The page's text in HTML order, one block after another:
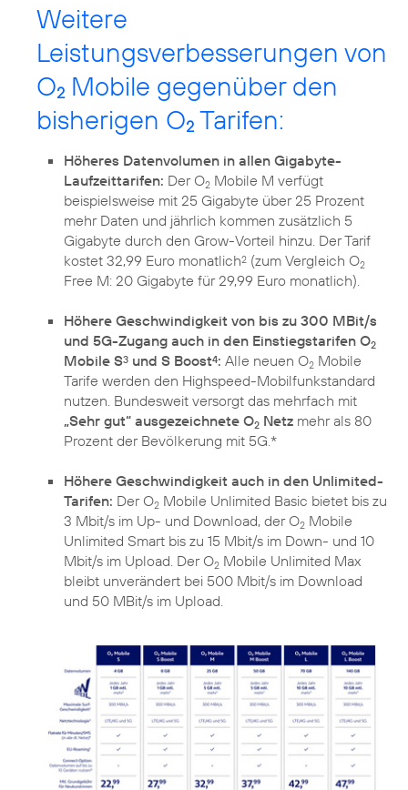
Weitere
Leistungsverbesserungen von
O2 Mobile gegenüber den
bisherigen O2 Tarifen:
Höheres Datenvolumen in allen Gigabyte-
Laufzeittarifen: Der O2 Mobile M verfügt
beispielsweise mit 25 Gigabyte über 25 Prozent
mehr Daten und jährlich kommen zusätzlich 5
Gigabyte durch den Grow-Vorteil hinzu. Der Tarif
kostet 32,99 Euro monatlich2 (zum Vergleich O2
Free M: 20 Gigabyte für 29,99 Euro monatlich).
Höhere Geschwindigkeit von bis zu 300 MBit/s
und 5G-Zugang auch in den Einstiegstarifen O2
Mobile S3 und S Boost4: Alle neuen O2 Mobile
Tarife werden den Highspeed-Mobilfunkstandard
nutzen. Bundesweit versorgt das mehrfach mit
„Sehr gut“ ausgezeichnete O2 Netz mehr als 80
Prozent der Bevölkerung mit 5G.*
Höhere Geschwindigkeit auch in den Unlimited-
Tarifen: Der O2 Mobile Unlimited Basic bietet bis zu
3 Mbit/s im Up- und Download, der O2 Mobile
Unlimited Smart bis zu 15 Mbit/s im Down- und 10
Mbit/s im Upload. Der O2 Mobile Unlimited Max
bleibt unverändert bei 500 Mbit/s im Download
und 50 MBit/s im Upload.